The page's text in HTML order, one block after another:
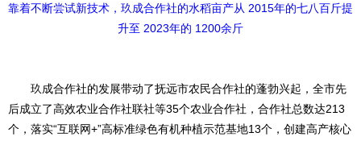
靠着不断尝试新技术，玖成合作社的水稻亩产从 2015年的七八百斤提
升至 2023年的 1200余斤
玖成合作社的发展带动了抚远市农民合作社的蓬勃兴起，全市先
后成立了高效农业合作社联社等35个农业合作社，合作社总数达213
个，落实“互联网+”高标准绿色有机种植示范基地13个，创建高产核心